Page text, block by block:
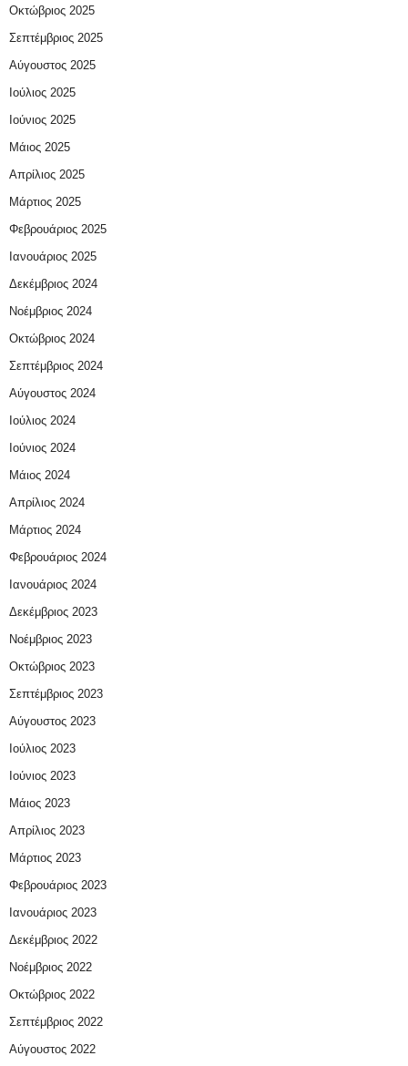
Οκτώβριος 2025
Σεπτέμβριος 2025
Αύγουστος 2025
Ιούλιος 2025
Ιούνιος 2025
Μάιος 2025
Απρίλιος 2025
Μάρτιος 2025
Φεβρουάριος 2025
Ιανουάριος 2025
Δεκέμβριος 2024
Νοέμβριος 2024
Οκτώβριος 2024
Σεπτέμβριος 2024
Αύγουστος 2024
Ιούλιος 2024
Ιούνιος 2024
Μάιος 2024
Απρίλιος 2024
Μάρτιος 2024
Φεβρουάριος 2024
Ιανουάριος 2024
Δεκέμβριος 2023
Νοέμβριος 2023
Οκτώβριος 2023
Σεπτέμβριος 2023
Αύγουστος 2023
Ιούλιος 2023
Ιούνιος 2023
Μάιος 2023
Απρίλιος 2023
Μάρτιος 2023
Φεβρουάριος 2023
Ιανουάριος 2023
Δεκέμβριος 2022
Νοέμβριος 2022
Οκτώβριος 2022
Σεπτέμβριος 2022
Αύγουστος 2022